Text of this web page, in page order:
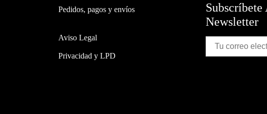
Pedidos, pagos y envíos
Aviso Legal
Privacidad y LPD
Subscríbete
Newsletter